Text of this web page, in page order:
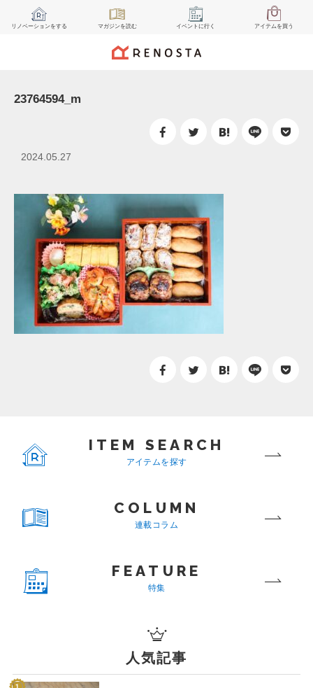
リノベーションをする マガジンを読む イベント に行く アイテムを買う
23764594_m
2024.05.27
ITEM SEARCH
アイテムを探す
COLUMN
連載コラム
FEATURE
特集
人気記事